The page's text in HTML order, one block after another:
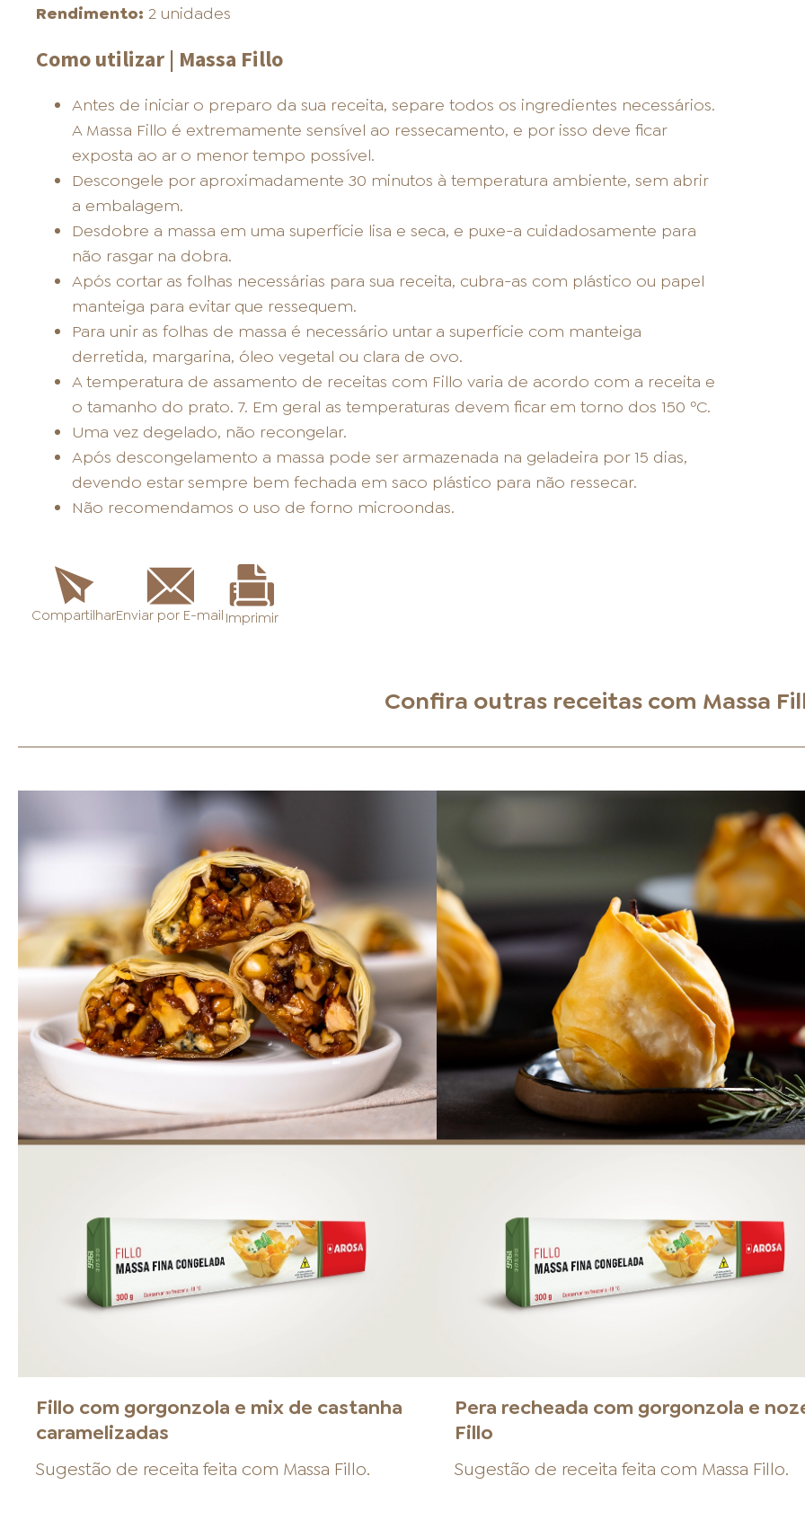
Rendimento: 2 unidades
Como utilizar | Massa Fillo
Antes de iniciar o preparo da sua receita, separe todos os ingredientes necessários.
A Massa Fillo é extremamente sensível ao ressecamento, e por isso deve ficar
exposta ao ar o menor tempo possível.
Descongele por aproximadamente 30 minutos à temperatura ambiente, sem abrir
a embalagem.
Desdobre a massa em uma superfície lisa e seca, e puxe-a cuidadosamente para
não rasgar na dobra.
Após cortar as folhas necessárias para sua receita, cubra-as com plástico ou papel
manteiga para evitar que ressequem.
Para unir as folhas de massa é necessário untar a superfície com manteiga
derretida, margarina, óleo vegetal ou clara de ovo.
A temperatura de assamento de receitas com Fillo varia de acordo com a receita e
o tamanho do prato. 7. Em geral as temperaturas devem ficar em torno dos 150 ºC.
Uma vez degelado, não recongelar.
Após descongelamento a massa pode ser armazenada na geladeira por 15 dias,
devendo estar sempre bem fechada em saco plástico para não ressecar.
Não recomendamos o uso de forno microondas.
CompartilharEnviar por E-mail Imprimir
Confira outras receitas com Massa
Fillo com gorgonzola e mix de castanha
caramelizadas
Sugestão de receita feita com Massa Fillo.
Pera recheada com gorgonzola e
Fillo
Sugestão de receita feita com Massa Fillo.